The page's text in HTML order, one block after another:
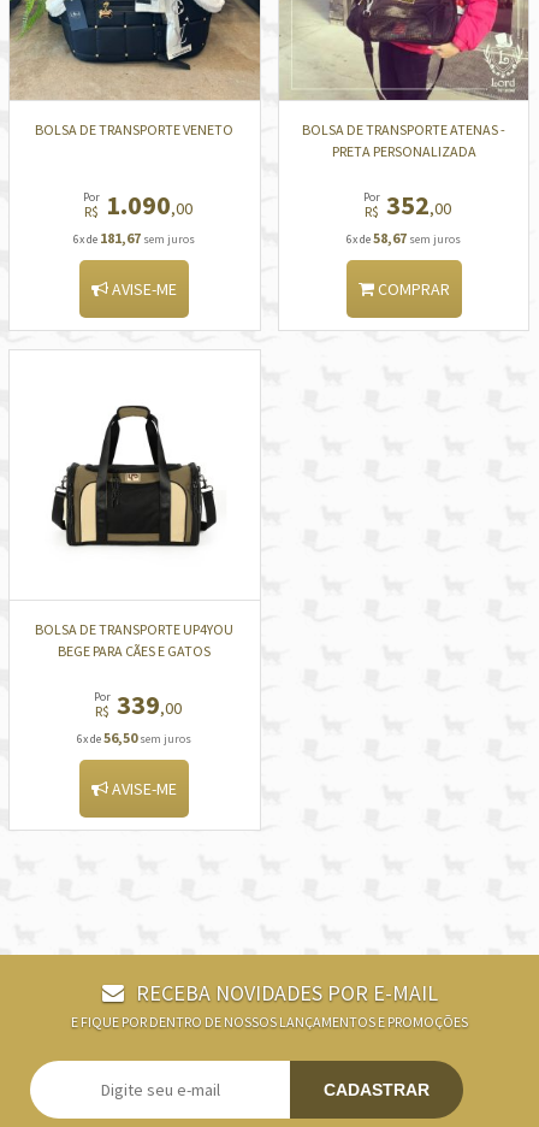
BOLSA DE TRANSPORTE VENETO
Por
R$ 1.090,00
6x de 181,67 sem juros
AVISE-ME
BOLSA DE TRANSPORTE ATENAS -
PRETA PERSONALIZADA
Por
R$ 352,00
6x de58,67 sem juros
COMPRAR
BOLSA DE TRANSPORTE UP4YOU
BEGE PARA CÃES E GATOS
Por
R$ 339,00
6x de56,50sem juros
AVISE-ME
RECEBA NOVIDADES POR E-MAIL
E FIQUE POR DENTRO DE NOSSOS LANÇAMENTOS E PROMOÇÕES
CADASTRAR